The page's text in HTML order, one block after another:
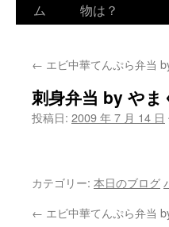
ム
物は？
← エビ中華てんぷら弁当
刺身弁当 by やま
投稿日: 2009 年 7 月 14 日
カテゴリー: 本日のブログ
← エビ中華てんぷら弁当